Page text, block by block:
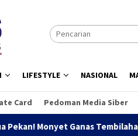
LIFESTYLE NASIONAL
Card Pedoman Media Siber
Tembilahan Berhasil